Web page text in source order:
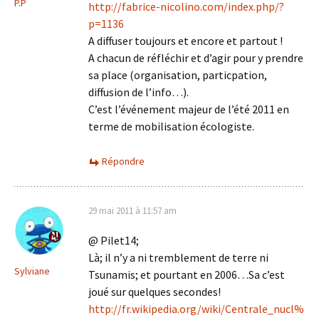
P.P
http://fabrice-nicolino.com/index.php/?
p=1136
A diffuser toujours et encore et partout !
A chacun de réfléchir et d’agir pour y prendre
sa place (organisation, particpation,
diffusion de l’info…).
C’est l’événement majeur de l’été 2011 en
terme de mobilisation écologiste.
Répondre
Sylviane
29 mai 2011 à 11:57 am
@ Pilet14;
Là; il n’y a ni tremblement de terre ni
Tsunamis; et pourtant en 2006…Sa c’est
joué sur quelques secondes!
http://fr.wikipedia.org/wiki/Centrale_nucl%